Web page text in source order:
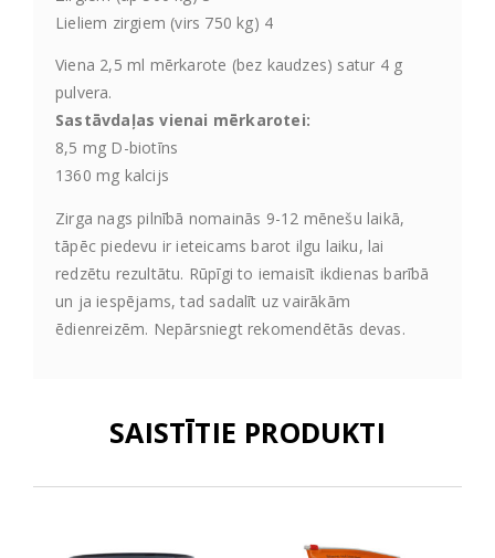
Lieliem zirgiem (virs 750 kg) 4
Viena 2,5 ml mērkarote (bez kaudzes) satur 4 g
pulvera.
Sastāvdaļas vienai mērkarotei:
8,5 mg D-biotīns
1360 mg kalcijs
Zirga nags pilnībā nomainās 9-12 mēnešu laikā,
tāpēc piedevu ir ieteicams barot ilgu laiku, lai
redzētu rezultātu. Rūpīgi to iemaisīt ikdienas barībā
un ja iespējams, tad sadalīt uz vairākām
ēdienreizēm. Nepārsniegt rekomendētās devas.
SAISTĪTIE PRODUKTI